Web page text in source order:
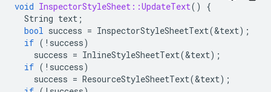
void InspectorStyleSheet::UpdateText()
{
String text ;
bool success = InspectorStyleSheetText(&text);
if ( ! success)
success = InlineStyleSheetText(&text);
if ( ! success)
success = ResourceStyleSheetText(&text);